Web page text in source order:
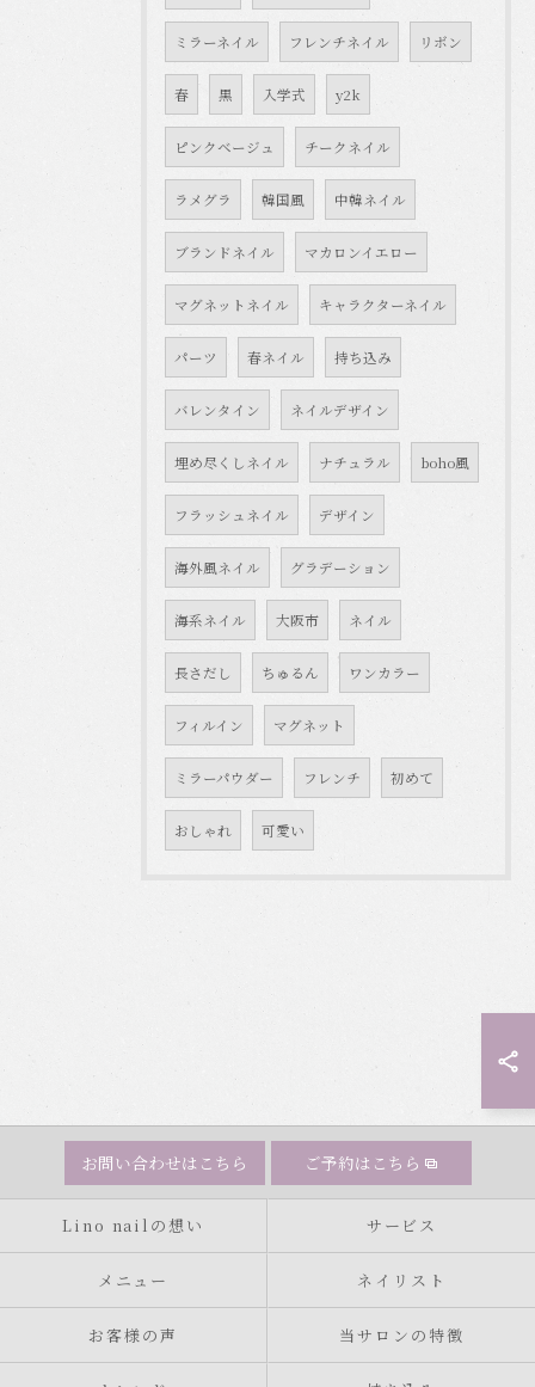
ミラーネイル フレンチネイル リボン
春 黒 入学式 y2k
ピンクベージュ チークネイル
ラメグラ 韓国風 中韓ネイル
ブランドネイル マカロンイエロー
マグネットネイル キャラクターネイル
パーツ 春ネイル 持ち込み
バレンタイン ネイルデザイン
埋め尽くしネイル ナチュラル boho風
フラッシュネイル デザイン
海外風ネイル グラデーション
海系ネイル 大阪市 ネイル
長さだし ちゅるん ワンカラー
フィルイン マグネット
ミラーパウダー フレンチ 初めて
おしゃれ 可愛い
お問い合わせはこちら ご予約はこちら
Lino nailの想い サービス
メニュー ネイリスト
お客様の声 当サロンの特徴